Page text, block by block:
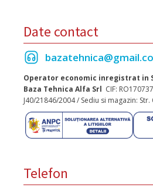
Date contact
Operator economic inregistrat in
Baza Tehnica Alfa Srl CIF:
J40/21846/2004 / Sediu si magazin:
Telefon